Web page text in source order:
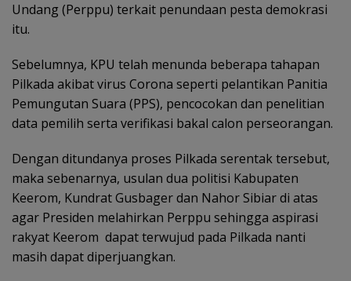
Undang (Perppu) terkait penundaan pesta demokrasi
itu.
Sebelumnya, KPU telah menunda beberapa tahapan
Pilkada akibat virus Corona seperti pelantikan Panitia
Pemungutan Suara (PPS), pencocokan dan penelitian
data pemilih serta verifikasi bakal calon perseorangan.
Dengan ditundanya proses Pilkada serentak tersebut,
maka sebenarnya, usulan dua politisi Kabupaten
Keerom, Kundrat Gusbager dan Nahor Sibiar di atas
agar Presiden melahirkan Perppu sehingga aspirasi
rakyat Keerom dapat terwujud pada Pilkada nanti
masih dapat diperjuangkan.